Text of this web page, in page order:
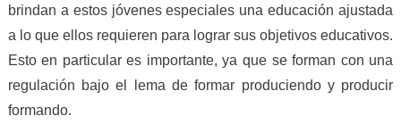
brindan a estos jóvenes especiales una educación ajustada
a lo que ellos requieren para lograr sus objetivos educativos.
Esto en particular es importante, ya que se forman con una
regulación bajo el lema de formar produciendo y producir
formando.